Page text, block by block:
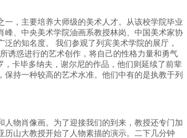
，主要培养大师级的美术人才。从该校学院毕业
、中央美术学院油画系教授林岗、中国美术家协
的知名度。 我们参观了列宾美术学院的展厅，
诱惑进行的艺术创作，将自己的性格力量和勇气
卡毕多纳夫，谢尔尼的作品，他们则延续了前辈
持一种较高的艺术水准。他们中有的是执教于列
物肖像画。为了迎接我们的到来，教授还专门加
山大教授开始了人物素描的演示。二下几分钟